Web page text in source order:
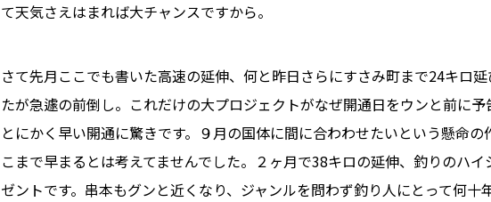
て天気さえはまれば大チャンスですから。
さて先月ここでも書いた高速の延伸、何と昨日さらにすさみ町まで24キロ
たが急遽の前倒し。これだけの大プロジェクトがなぜ開通日をウンと前に予
とにかく早い開通に驚きです。９月の国体に間に合わわせたいという懸命
こまで早まるとは考えてませんでした。２ヶ月で38キロの延伸、釣りのハ
ゼントです。串本もグンと近くなり、ジャンルを問わず釣り人にとって何十